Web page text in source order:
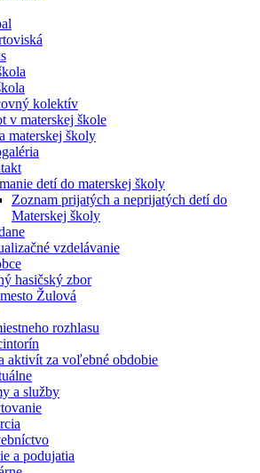
kolektív
v materskej škole
materskej školy
detí do materskej školy
Zoznam prijatých a neprijatých detí do
Materskej školy
vzdelávanie
hasičský zbor
Žulová
rozhlasu
aktivít za voľebné obdobie
a služby
a podujatia